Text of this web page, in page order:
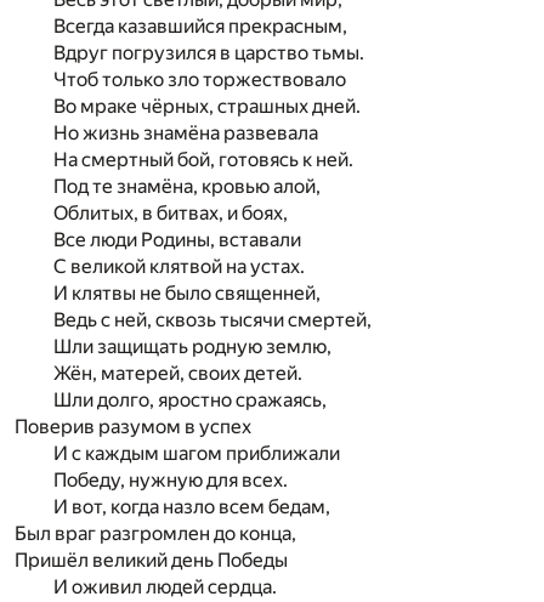
Всегда казавшийся прекрасным,
Вдруг погрузился в царство тьмы.
Чтоб только зло торжествовало
Во мраке чёрных, страшных дней.
Но жизнь знамёна развевала
На смертный бой, готовясь к ней.
Под те знамёна, кровью алой,
Облитых, в битвах, и боях,
Все люди Родины, вставали
С великой клятвой на устах.
И клятвы не было священней,
Ведь с ней, сквозь тысячи смертей,
Шли защищать родную землю,
Жён, матерей, своих детей.
Шли долго, яростно сражаясь,
Поверив разумом в успех
И с каждым шагом приближали
Победу, нужную для всех.
И вот, когда назло всем бедам,
Был враг разгромлен до конца,
Пришёл великий день Победы
И оживил людей сердца.